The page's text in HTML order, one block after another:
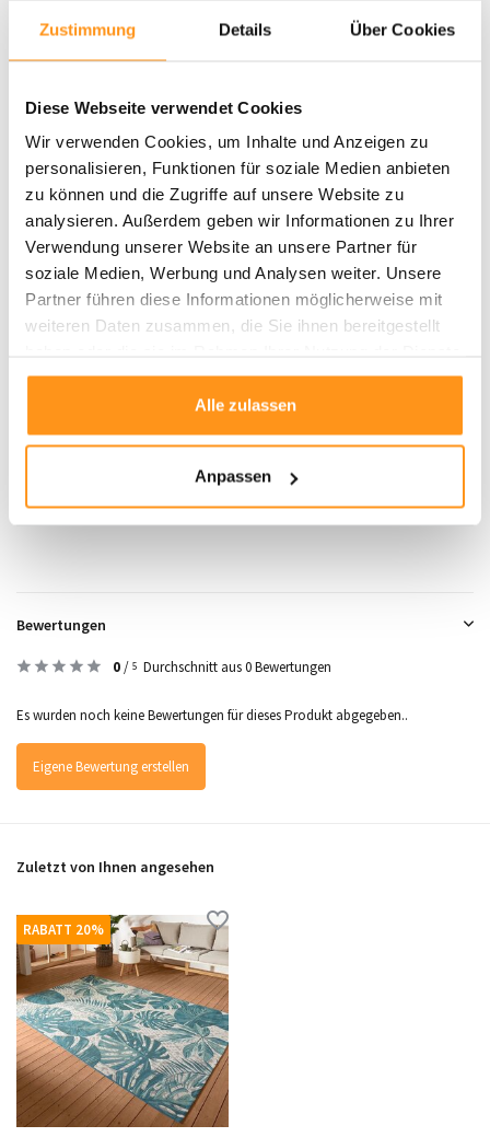
Zustimmung Details Über Cookies
Diese Webseite verwendet Cookies
Wir verwenden Cookies, um Inhalte und Anzeigen zu
personalisieren, Funktionen für soziale Medien anbieten
zu können und die Zugriffe auf unsere Website zu
analysieren. Außerdem geben wir Informationen zu Ihrer
Verwendung unserer Website an unsere Partner für
soziale Medien, Werbung und Analysen weiter. Unsere
Partner führen diese Informationen möglicherweise mit
weiteren Daten zusammen, die Sie ihnen bereitgestellt
gesammelt haben.
Alle zulassen
Anpassen
vieleEinrichtungsstile integriert.
Geeignet für Fußbodenheizung
Kurzflorfür einfache Pflege
Gewebtfür lange Lebensdauer
Vielseitig:Ideal fürInnen- und Außenbereichewie Flure, Küchen,
Terrassen und Balkone
Warum der Flair Teppich?
verbindet Stilund Funktionalität
pflegeleichte
und verleihen Sie Ihren Räumen sowohl
Produktdaten
SKU 9503423976262
Bewertungen
0/ 5 Durchschnitt aus 0 Bewertungen
Es wurden noch keine Bewertungen für dieses Produkt abgegeben..
Eigene Bewertung erstellen
Zuletzt von Ihnen angesehen
RABATT 20%